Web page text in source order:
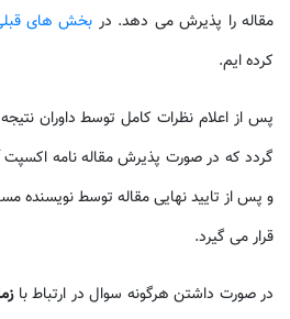
مقاله را پذیرش می دهد. در بخش های
کرده ایم.
پس از اعلام نظرات کامل توسط داوران
گردد که در صورت پذیرش مقاله نامه اکسپت
و پس از تایید نهایی مقاله توسط نویسنده
قرار می گیرد.
در صورت داشتن هرگونه سوال در ارتباط با